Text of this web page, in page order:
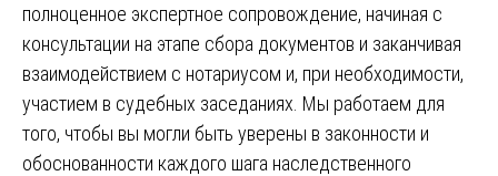
полноценное экспертное сопровождение, начиная с
консультации на этапе сбора документов и заканчивая
взаимодействием с нотариусом и, при необходимости,
участием в судебных заседаниях. Мы работаем для
того, чтобы вы могли быть уверены в законности и
обоснованности каждого шага наследственного